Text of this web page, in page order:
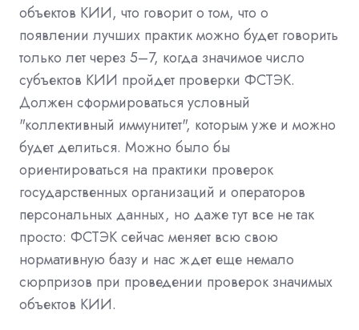
объектов КИИ, что говорит о том, что о
появлении лучших практик можно будет говорить
только лет через 5–7, когда значимое число
субъектов КИИ пройдет проверки ФСТЭК.
Должен сформироваться условный
"коллективный иммунитет", которым уже и можно
будет делиться. Можно было бы
ориентироваться на практики проверок
государственных организаций и операторов
персональных данных, но даже тут все не так
просто: ФСТЭК сейчас меняет всю свою
нормативную базу и нас ждет еще немало
сюрпризов при проведении проверок значимых
объектов КИИ.